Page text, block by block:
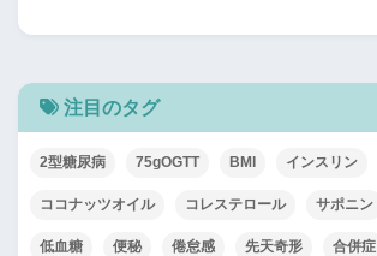
注目のタグ
2型糖尿病 75gOGTT BMI インスリン
ココナッツオイル コレステロール サポニン
低血糖 便秘 倦怠感 先天奇形 合併症